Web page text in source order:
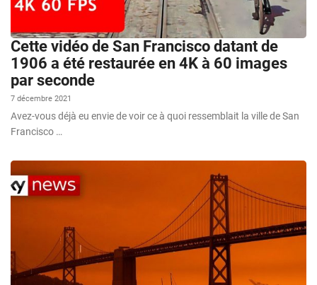
Cette vidéo de San Francisco datant de
1906 a été restaurée en 4K à 60 images
par seconde
7 décembre 2021
Avez-vous déjà eu envie de voir ce à quoi ressemblait la ville de San
Francisco …